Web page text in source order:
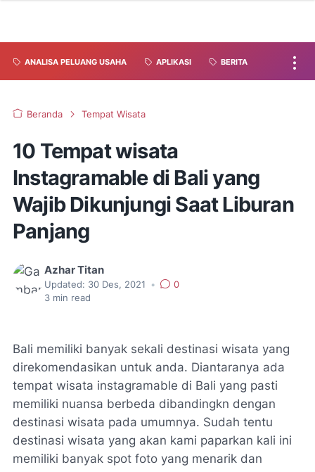
ANALISA PELUANG USAHA APLIKASI BERITA
Beranda Tempat Wisata
10 Tempat wisata
Instagramable di Bali yang
Wajib Dikunjungi Saat Liburan
Panjang
Azhar Titan
Updated: 30 Des, 2021 •
0
3 min read
Bali memiliki banyak sekali destinasi wisata yang
direkomendasikan untuk anda. Diantaranya ada
tempat wisata instagramable di Bali yang pasti
memiliki nuansa berbeda dibandingkn dengan
destinasi wisata pada umumnya. Sudah tentu
destinasi wisata yang akan kami paparkan kali ini
memiliki banyak spot foto yang menarik dan